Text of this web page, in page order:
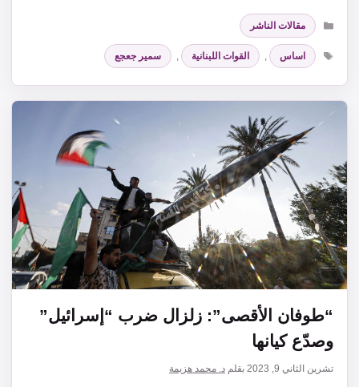
التصنيفات
مقالات الناشر
الوسوم
اساس , القوات اللبنانية , سمير جعجع
“طوفان الأقصى”: زلزال ضرب “إسرائيل”
وصدّع كيانها
تشرين الثاني 9, 2023 بقلم د. محمد هزيمة